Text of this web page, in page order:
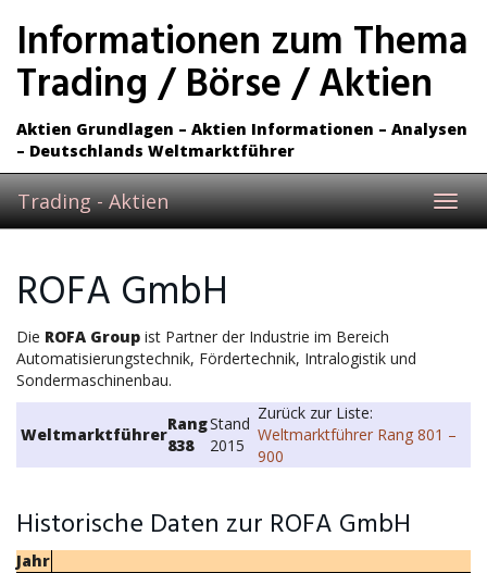
main
content
Informationen zum Thema
Trading / Börse / Aktien
Aktien Grundlagen – Aktien Informationen – Analysen
– Deutschlands Weltmarktführer
Trading - Aktien
ROFA GmbH
Die ROFA Group ist Partner der Industrie im Bereich
Automatisierungstechnik, Fördertechnik, Intralogistik und
Sondermaschinenbau.
Weltmarktführer
Rang
838
Stand
2015
Zurück zur Liste:
Weltmarktführer Rang 801 –
900
Historische Daten zur ROFA GmbH
Jahr